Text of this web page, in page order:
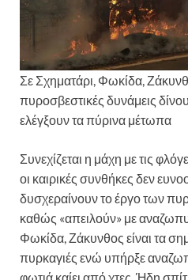
Σε Σχηματάρι, Φωκίδα,
πυροσβεστικές δυνάμεις
ελέγξουν τα πύρινα μέτωπα
Συνεχίζεται η μάχη με τις
οι καιρικές συνθήκες δεν
δυσχεραίνουν το έργο των
καθώς «απειλούν» με
Φωκίδα, Ζάκυνθος είναι τα
πυρκαγιές ενώ υπήρξε